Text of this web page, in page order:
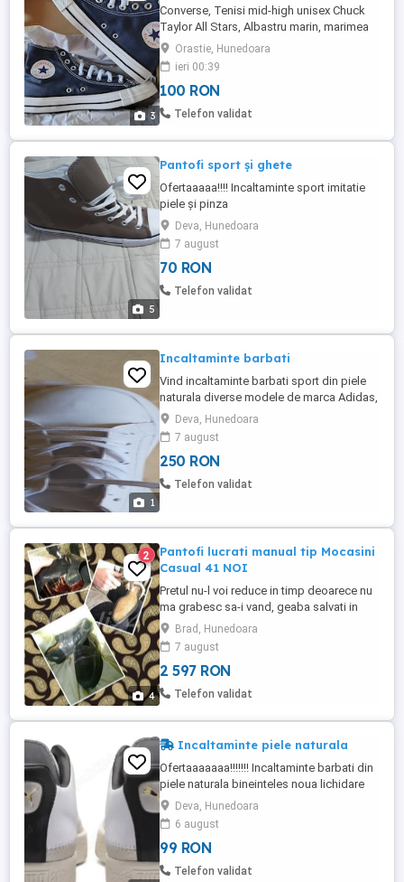
3
Converse, Tenisi mid-high unisex Chuck
Taylor All Stars, Albastru marin, marimea
41.5, cumparati de la Hervis. Predare
personala in Orastie.
Orastie, Hunedoara
ieri 00:39
100 RON
Telefon validat
5
Pantofi sport și ghete
Ofertaaaaa!!!! Incaltaminte sport imitatie
piele și pinza
Deva, Hunedoara
7 august
70 RON
Telefon validat
1
Incaltaminte barbati
Vind incaltaminte barbati sport din piele
naturala diverse modele de marca Adidas,
Palladium, Puma,Garment Progect, în stare
de nou toate
Deva, Hunedoara
7 august
250 RON
Telefon validat
4
2
Pantofi lucrati manual tip Mocasini
Casual 41 NOI
Pretul nu-l voi reduce in timp deoarece nu
ma grabesc sa-i vand, geaba salvati in
favorite crezand ca-l scad, normal il cresc
constant Doar 2597 lei negociabil oricum
valoreaza mai mult de atat Nu-i trimit cu
ramburs Care vor sa-mi vanda ori isi dau
cu parerea sau compara cu alte oferte
Brad, Hunedoara
7 august
2 597 RON
Telefon validat
Incaltaminte piele naturala
Ofertaaaaaaa!!!!!!! Incaltaminte barbati din
piele naturala bineinteles noua lichidare
de stoc, diferite branduri de renume en
gros 100 lei perechea doar en gros ,en
detail de la 200 lei buc
Deva, Hunedoara
6 august
99 RON
Telefon validat